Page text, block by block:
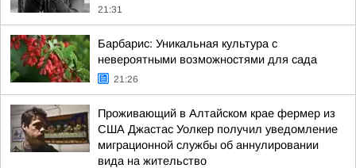
21:31
Барбарис: Уникальная культура с
невероятными возможностями для сада
21:26
Проживающий в Алтайском крае фермер из
США Джастас Уолкер получил уведомление
миграционной службы об аннулировании
вида на жительство